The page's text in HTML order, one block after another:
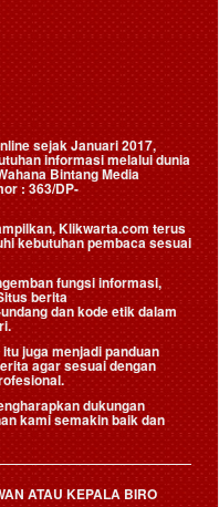
sejak Januari 2017,
informasi melalui dunia
Bintang Media
: 363/DP-
Klikwarta.com terus
kebutuhan pembaca sesuai
fungsi informasi,
berita
dan kode etik dalam
juga menjadi panduan
agar sesuai dengan
dukungan
kami semakin baik dan
ATAU KEPALA BIRO